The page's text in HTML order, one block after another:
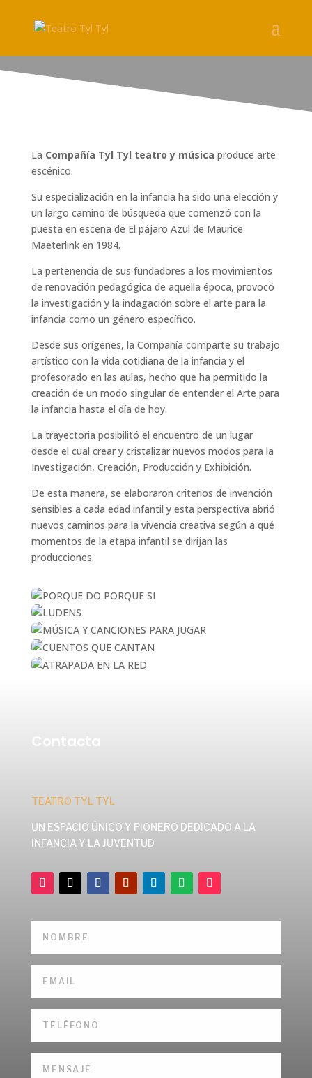
La Compañía Tyl Tyl teatro y música produce arte
escénico.
Su especialización en la infancia ha sido una elección y
un largo camino de búsqueda que comenzó con la
puesta en escena de El pájaro Azul de Maurice
Maeterlink en 1984.
La pertenencia de sus fundadores a los movimientos
de renovación pedagógica de aquella época, provocó
la investigación y la indagación sobre el arte para la
infancia como un género específico.
Desde sus orígenes, la Compañía comparte su trabajo
artístico con la vida cotidiana de la infancia y el
profesorado en las aulas, hecho que ha permitido la
creación de un modo singular de entender el Arte para
la infancia hasta el día de hoy.
La trayectoria posibilitó el encuentro de un lugar
desde el cual crear y cristalizar nuevos modos para la
Investigación, Creación, Producción y Exhibición.
De esta manera, se elaboraron criterios de invención
sensibles a cada edad infantil y esta perspectiva abrió
nuevos caminos para la vivencia creativa según a qué
momentos de la etapa infantil se dirijan las
producciones.
TEATRO TYL TYL
UN ESPACIO ÚNICO Y PIONERO DEDICADO A LA
INFANCIA Y LA JUVENTUD